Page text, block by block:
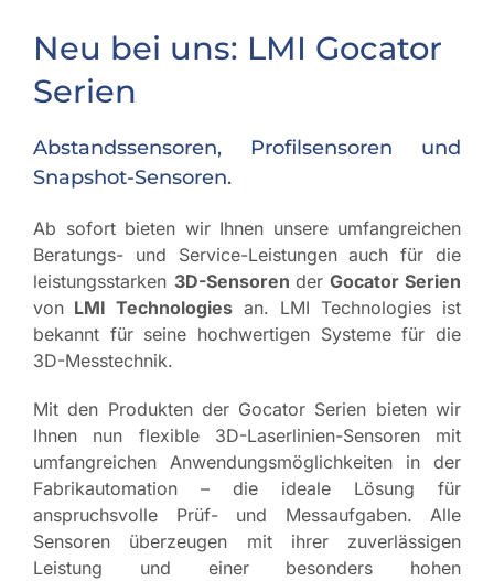
Neu bei uns: LMI Gocator
Serien
Abstandssensoren, Profilsensoren und
Snapshot-Sensoren.
Ab sofort bieten wir Ihnen unsere umfangreichen
Beratungs- und Service-Leistungen auch für die
leistungsstarken 3D-Sensoren der Gocator Serien
von LMI Technologies an. LMI Technologies ist
bekannt für seine hochwertigen Systeme für die
3D-Messtechnik.
Mit den Produkten der Gocator Serien bieten wir
Ihnen nun flexible 3D-Laserlinien-Sensoren mit
umfangreichen Anwendungsmöglichkeiten in der
Fabrikautomation – die ideale Lösung für
anspruchsvolle Prüf- und Messaufgaben. Alle
Sensoren überzeugen mit ihrer zuverlässigen
Leistung und einer besonders hohen